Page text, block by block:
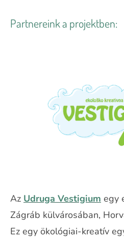
Partnereink a projektben:
Az Udruga Vestigium egy
Zágráb külvárosában,
Ez egy ökológiai-kreatív